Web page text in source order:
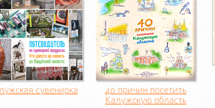
сувенирка 40 причин посетить
Калужскую область